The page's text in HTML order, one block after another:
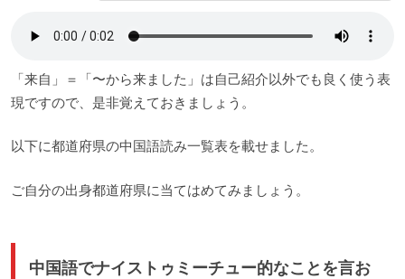
「来自」＝「〜から来ました」は自己紹介以外でも良く使う表
現ですので、是非覚えておきましょう。
以下に都道府県の中国語読み一覧表を載せました。
ご自分の出身都道府県に当てはめてみましょう。
中国語でナイストゥミーチュー的なことを言お